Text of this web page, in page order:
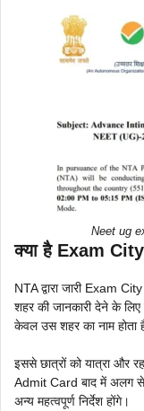
Neet ug
क्या है Exam
NTA द्वारा जारी Exam
शहर की जानकारी देने के लिए
केवल उस शहर का नाम होता है
इससे छात्रों को यात्रा और
Admit Card बाद में अलग से
अन्य महत्वपूर्ण निर्देश होंगे।